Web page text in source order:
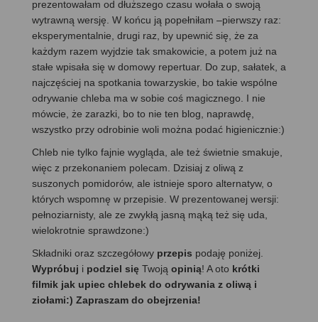
prezentowałam od dłuższego czasu wołała o swoją
wytrawną wersję. W końcu ją popełniłam –pierwszy raz:
eksperymentalnie, drugi raz, by upewnić się, że za
każdym razem wyjdzie tak smakowicie, a potem już na
stałe wpisała się w domowy repertuar. Do zup, sałatek, a
najczęściej na spotkania towarzyskie, bo takie wspólne
odrywanie chleba ma w sobie coś magicznego. I nie
mówcie, że zarazki, bo to nie ten blog, naprawdę,
wszystko przy odrobinie woli można podać higienicznie:)
Chleb nie tylko fajnie wygląda, ale też świetnie smakuje,
więc z przekonaniem polecam. Dzisiaj z oliwą z
suszonych pomidorów, ale istnieje sporo alternatyw, o
których wspomnę w przepisie. W prezentowanej wersji:
pełnoziarnisty, ale ze zwykłą jasną mąką też się uda,
wielokrotnie sprawdzone:)
Składniki oraz szczegółowy przepis podaję poniżej.
Wypróbuj i podziel się Twoją opinią! A oto krótki
filmik jak upiec chlebek do odrywania z oliwą i
ziołami:) Zapraszam do obejrzenia!